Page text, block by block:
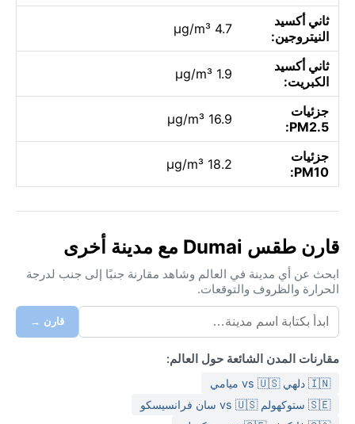
ثاني أكسيد
النيتروجين:
4.7 µg/m³
ثاني أكسيد
الكبريت:
1.9 µg/m³
جزئيات
PM2.5:
16.9 µg/m³
جزئيات
PM10:
18.2 µg/m³
قارن طقس Dumai مع مدينة أخرى
ابحث عن أي مدينة في العالم وشاهد مقارنة جنبًا إلى جنب لدرجة
الحرارة والظروف والتوقعات.
قارن →
مقارنات المدن الشائعة حول العالم:
🇮🇳 دلهي vs 🇺🇸 ميامي
🇸🇪 ستوكهولم vs 🇺🇸 سان فرانسيسكو